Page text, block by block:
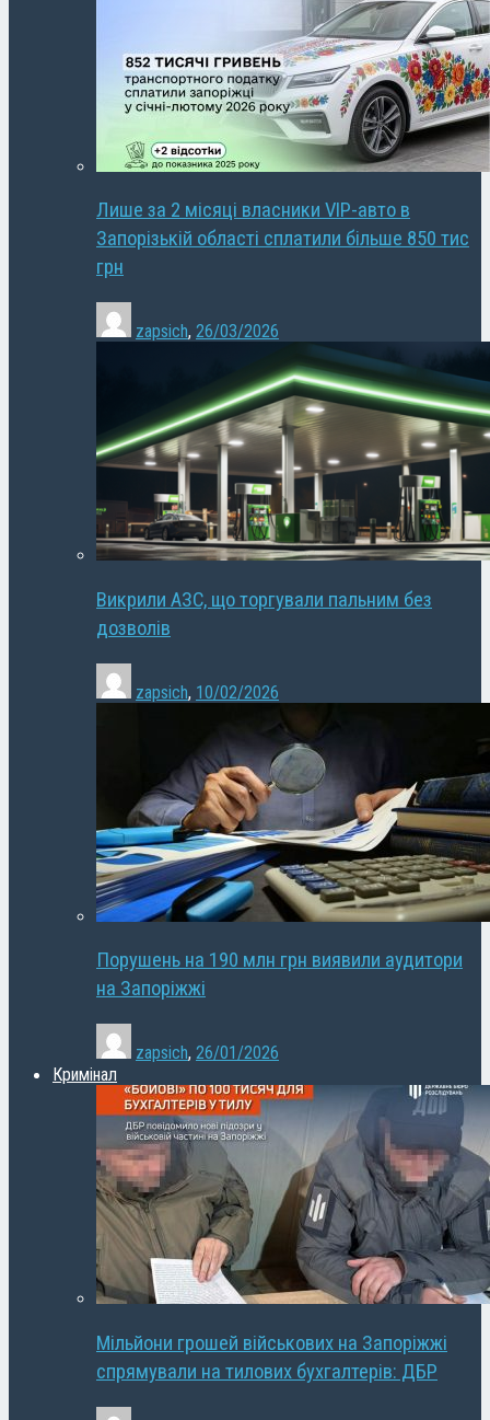
Лише за 2 місяці власники VIP-авто в
Запорізькій області сплатили більше 850 тис
грн
zapsich, 26/03/2026
Викрили АЗС, що торгували пальним без
дозволів
zapsich, 10/02/2026
Порушень на 190 млн грн виявили аудитори
на Запоріжжі
zapsich, 26/01/2026
Кримінал
Мільйони грошей військових на Запоріжжі
спрямували на тилових бухгалтерів: ДБР